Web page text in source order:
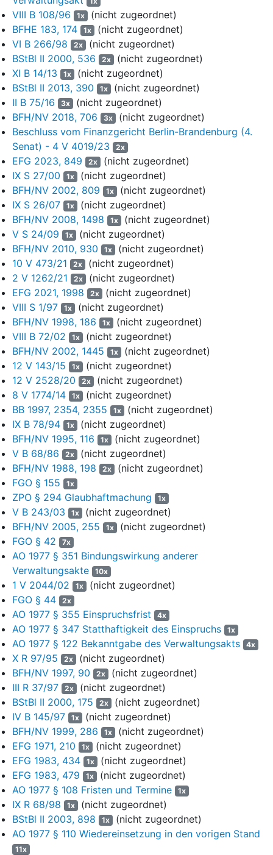
jedoch bis heute nicht erfolgt (vgl. Urteil des Oberlandesgerichts
– OLG – … vom …).
Laut den unechten Produktionsdienstleistungsverträgen sollte
die H AG nur die Vergütung laut dem jeweiligen Filmbudget
erhalten („Producer Fee“, in den Budgets als „Handling Fee“
bezeichnet). Die KG zahlte die Herstellungskosten des Films auf
Grund einer von ihr vorab genehmigten Gesamtkalkulation,
wobei im Budget als Vergütung jeweils 15 % festgelegt waren.
Die Zahlung der Herstellungskosten erfolgte jedoch nur teilweise
und war Gegenstand des mit dem Urteil des OLG … vom …
beendeten Rechtsstreits.
Die Rechte zur Vermarktung der produzierten Filme wurden von
der KG mit Filmlizenz-, Verleih- und Vertriebsverträgen
wiederum auf die H AG übertragen, welche somit auch für die
Vermarktung der Filme zuständig war. Die H AG beauftragte mit
dem Vertrieb wiederum die jeweiligen Produktionsfirmen, d.h. die
BG Gruppe und die KR Gruppe.
Ebenfalls am … schlossen die KG und die H AG eine
Generalvereinbarung (GeV), nach der die H AG der KG als
Kommanditistin beitrat und sich verpflichtete, dass nicht
platzierte Kommanditkapital zu übernehmen sowie das von den
Kommanditisten nicht einzuzahlende Kommanditkapital (52 %)
durch eine jährliche Vorabgewinn-Vergütung („Perfomance-
Garantie“) einzuzahlen. Außerdem sollten die laufenden Kosten
der KG durch Zahlungen der H AG gedeckt werden.
In einer am … abgeschlossenen „Fünf-Punkte-Vereinbarung“
regelten die KG und die H AG, dass die Producer Fee erst ab
2005 und, wenn die Kapitalkonten der Kommanditisten durch die
Performance-Garantie ausgeglichen worden sind, fällig wird. Die
KG musste der H AG die Herstellungskosten laut den unechten
Produktionsdienstleistungsverträgen in 2007 ersetzen. Die H AG
gab eine neue Performance-Garantie, in der zumindest die
Umsatzerlöse laut den testierten Jahresabschlüssen garantiert
wurden. In einem Letter of Understanding vom … zur Fünf-
Punkte-Vereinbarung wurden die Fälligkeit auf den 31.12.2007
präzisiert und die Performance-Garantie beziffert.
Bevollmächtigte i.S.d. § 80 der Abgabenordnung
Gründung der KG die W Steuerberatungsgesellschaft mbH
gewesen, die 2004 in Z Steuerberatungsgesellschaft mbH
umfirmierte. Seit 2011 war die Y Steuerberatungsgesellschaft
mbH als Bevollmächtigte i.S.d. § 80 AO
gewesen, die zum 31.12.2019 aufgelöst wurde. Seitdem ist
deren ehemaliger Geschäftsführer, Steuerberater U… (im
Folgenden: StB U) als Bevollmächtigter i.S.d.§ 80 AO
für die KG
tätig.
In der Zeit vom 12.12.2012 bis zum 22.09.2016 – mit
Unterbrechungen – fand bei der KG für den Prüfungszeitraum
2007 eine Außenprüfung durch die Betriebsprüfungsstelle (im
Folgenden: BP-Stelle) des FA statt. Dabei wurden u.a. folgende
Feststellungen getroffen:
Über die Produktionskosten war keine Endabrechnung seitens
der H AG erfolgt. Die H AG hatte die Ansprüche an die F GmbH,
später Q GmbH, abgetreten, welche die KG auf Zahlung
verklagte. Die Klage wurde durch das Urteil des OLG … vom …
wegen der fehlenden Endabrechnung abgewiesen, welches erst
am 14.10.2015 zugestellt und somit rechtskräftig wurde; eine
Revision wurde nicht zugelassen.
Da die BP-Stelle nicht von einer offensichtlich willkürlichen Klage
VIII B 108/96 1x (nicht zugeordnet)
BFHE 183, 174
1x (nicht zugeordnet)
VI B 266/98
2x (nicht zugeordnet)
BStBl II 2000, 536
2x (nicht zugeordnet)
XI B 14/13
1x (nicht zugeordnet)
BStBl II 2013, 390
1x (nicht zugeordnet)
II B 75/16
3x (nicht zugeordnet)
BFH/NV 2018, 706
3x (nicht zugeordnet)
Beschluss vom Finanzgericht Berlin-Brandenburg (4.
Senat) - 4 V 4019/23
2x
EFG 2023, 849 2x (nicht zugeordnet)
IX S 27/00
1x (nicht zugeordnet)
BFH/NV 2002, 809
1x (nicht zugeordnet)
IX S 26/07
1x (nicht zugeordnet)
BFH/NV 2008, 1498
1x (nicht zugeordnet)
V S 24/09
1x (nicht zugeordnet)
BFH/NV 2010, 930
1x (nicht zugeordnet)
10 V 473/21
2x (nicht zugeordnet)
2 V 1262/21
2x (nicht zugeordnet)
EFG 2021, 1998
2x (nicht zugeordnet)
VIII S 1/97
1x (nicht zugeordnet)
BFH/NV 1998, 186
1x (nicht zugeordnet)
VIII B 72/02
1x (nicht zugeordnet)
BFH/NV 2002, 1445
1x (nicht zugeordnet)
12 V 143/15
1x (nicht zugeordnet)
12 V 2528/20
2x (nicht zugeordnet)
8 V 1774/14
1x (nicht zugeordnet)
BB 1997, 2354, 2355
1x (nicht zugeordnet)
IX B 78/94
1x (nicht zugeordnet)
BFH/NV 1995, 116
1x (nicht zugeordnet)
V B 68/86
2x (nicht zugeordnet)
BFH/NV 1988, 198
2x (nicht zugeordnet)
FGO § 155
1x
ZPO § 294 Glaubhaftmachung 1x
V B 243/03 1x (nicht zugeordnet)
BFH/NV 2005, 255
1x (nicht zugeordnet)
FGO § 42
7x
AO 1977 § 351 Bindungswirkung anderer
Verwaltungsakte
10x
1 V 2044/02 1x (nicht zugeordnet)
FGO § 44
2x
AO 1977 § 355 Einspruchsfrist 4x
AO 1977 § 347 Statthaftigkeit des Einspruchs 1x
AO 1977 § 122 Bekanntgabe des Verwaltungsakts 4x
X R 97/95 2x (nicht zugeordnet)
BFH/NV 1997, 90
2x (nicht zugeordnet)
III R 37/97
2x (nicht zugeordnet)
BStBl II 2000, 175
2x (nicht zugeordnet)
IV B 145/97
1x (nicht zugeordnet)
BFH/NV 1999, 286
1x (nicht zugeordnet)
EFG 1971, 210
1x (nicht zugeordnet)
EFG 1983, 434
1x (nicht zugeordnet)
EFG 1983, 479
1x (nicht zugeordnet)
AO 1977 § 108 Fristen und Termine
1x
IX R 68/98 1x (nicht zugeordnet)
BStBl II 2003, 898
1x (nicht zugeordnet)
AO 1977 § 110 Wiedereinsetzung in den vorigen Stand
11x